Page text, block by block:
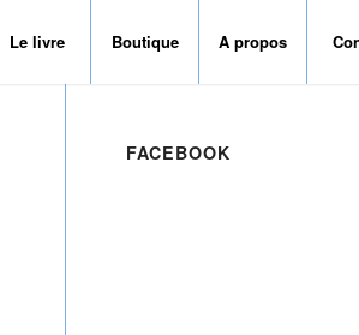
Le livre Boutique A propos
FACEBOOK